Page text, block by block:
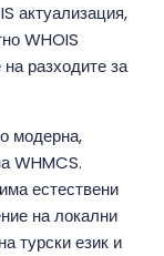
актуализация,
WHOIS
разходите за
модерна,
WHMCS.
естествени
на локални
турски език и